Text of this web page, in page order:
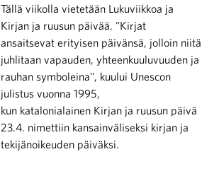
Tällä viikolla vietetään Lukuviikkoa ja
Kirjan ja ruusun päivää. "Kirjat
ansaitsevat erityisen päivänsä, jolloin niitä
juhlitaan vapauden, yhteenkuuluvuuden ja
rauhan symboleina", kuului Unescon
julistus vuonna 1995,
kun katalonialainen Kirjan ja ruusun päivä
23.4. nimettiin kansainväliseksi kirjan ja
tekijänoikeuden päiväksi.